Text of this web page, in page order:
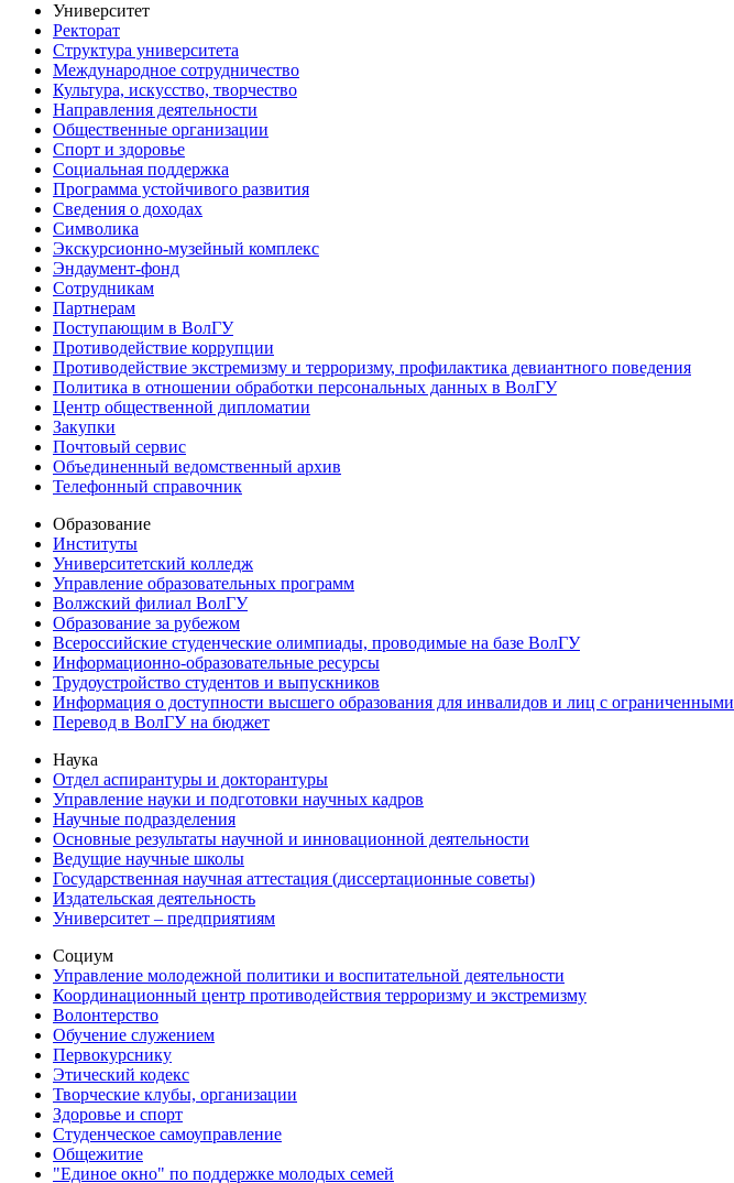
Университет
Ректорат
Структура университета
Международное сотрудничество
Культура, искусство, творчество
Направления деятельности
Общественные организации
Спорт и здоровье
Социальная поддержка
Программа устойчивого развития
Сведения о доходах
Символика
Экскурсионно-музейный комплекс
Эндаумент-фонд
Сотрудникам
Партнерам
Поступающим в ВолГУ
Противодействие коррупции
Противодействие экстремизму и терроризму, профилактика девиантного поведения
Политика в отношении обработки персональных данных в ВолГУ
Центр общественной дипломатии
Закупки
Почтовый сервис
Объединенный ведомственный архив
Телефонный справочник
Образование
Институты
Университетский колледж
Управление образовательных программ
Волжский филиал ВолГУ
Образование за рубежом
Всероссийские студенческие олимпиады, проводимые на базе ВолГУ
Информационно-образовательные ресурсы
Трудоустройство студентов и выпускников
Информация о доступности высшего образования для инвалидов и лиц с
Перевод в ВолГУ на бюджет
Наука
Отдел аспирантуры и докторантуры
Управление науки и подготовки научных кадров
Научные подразделения
Основные результаты научной и инновационной деятельности
Ведущие научные школы
Государственная научная аттестация (диссертационные советы)
Издательская деятельность
Университет – предприятиям
Социум
Управление молодежной политики и воспитательной деятельности
Координационный центр противодействия терроризму и экстремизму
Волонтерство
Обучение служением
Первокурснику
Этический кодекс
Творческие клубы, организации
Здоровье и спорт
Студенческое самоуправление
Общежитие
"Единое окно" по поддержке молодых семей